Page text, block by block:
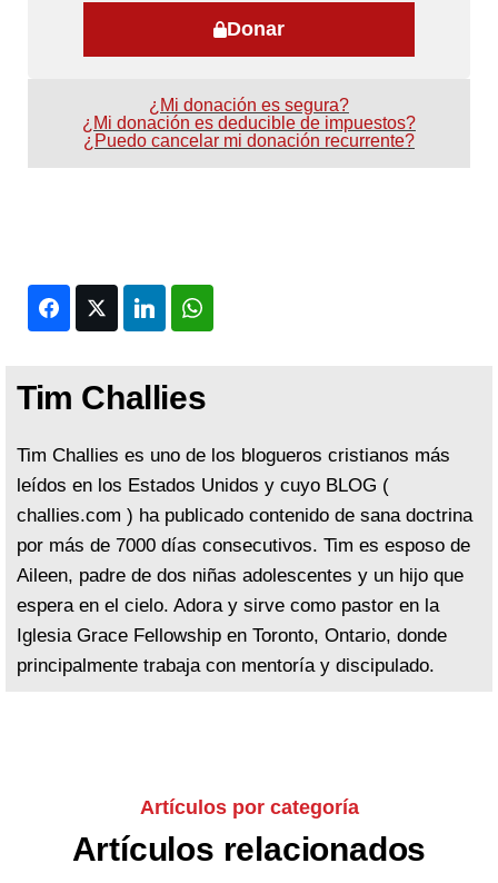
Donar
¿Mi donación es segura?
¿Mi donación es deducible de impuestos?
¿Puedo cancelar mi donación recurrente?
FacebookTwitter LinkedIn
Tim Challies
Tim Challies es uno de los blogueros cristianos más
leídos en los Estados Unidos y cuyo BLOG (
challies.com ) ha publicado contenido de sana doctrina
por más de 7000 días consecutivos. Tim es esposo de
Aileen, padre de dos niñas adolescentes y un hijo que
espera en el cielo. Adora y sirve como pastor en la
Iglesia Grace Fellowship en Toronto, Ontario, donde
principalmente trabaja con mentoría y discipulado.
Artículos por categoría
Artículos relacionados